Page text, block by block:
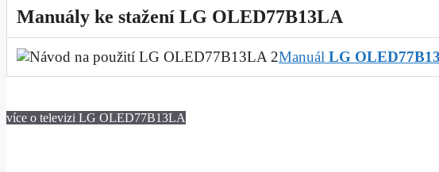
Manuály ke stažení LG OLED77B13LA
Manuál LG
více o televizi LG OLED77B13LA